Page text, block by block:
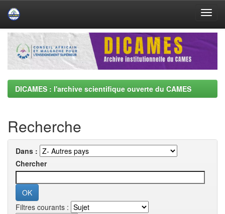
Skip
navigation
DICAMES : l'archive scientifique ouverte du CAMES
Recherche
Dans :
Chercher
Filtres courants :